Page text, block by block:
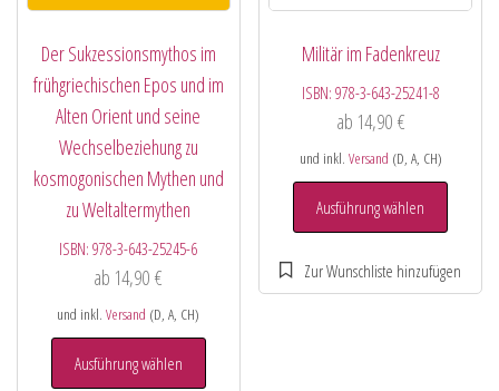
Der Sukzessionsmythos im
frühgriechischen Epos und im
Alten Orient und seine
Wechselbeziehung zu
kosmogonischen Mythen und
zu Weltaltermythen
ISBN:978-3-643-25245-6
ab 14,90€
und inkl.Versand (D, A, CH)
Ausführung wählen
Militär im Fadenkreuz
ISBN: 978-3-643-25241-8
ab 14,90 €
und inkl. Versand (D, A, CH)
Ausführung wählen